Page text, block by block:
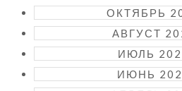
ОКТЯБРЬ
АВГУСТ
ИЮЛЬ
ИЮНЬ